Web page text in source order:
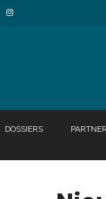
DOSSIERS